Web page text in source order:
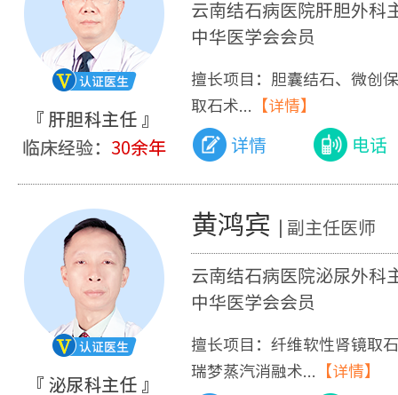
云南结石病医院肝胆外科
中华医学会会员
擅长项目：胆囊结石、微创
取石术...
【详情】
详情 电话
黄鸿宾 | 副主任医师
云南结石病医院泌尿外科
中华医学会会员
擅长项目：纤维软性肾镜取
瑞梦蒸汽消融术...
【详情】